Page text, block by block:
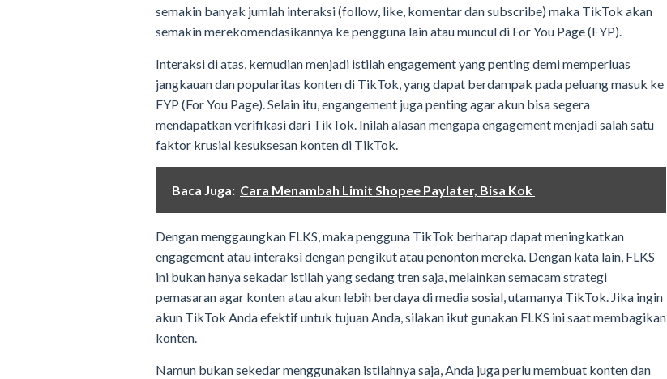
semakin banyak jumlah interaksi (follow, like, komentar dan subscribe) maka TikTok akan
semakin merekomendasikannya ke pengguna lain atau muncul di For You Page (FYP).
Interaksi di atas, kemudian menjadi istilah engagement yang penting demi memperluas
jangkauan dan popularitas konten di TikTok, yang dapat berdampak pada peluang masuk ke
FYP (For You Page). Selain itu, engangement juga penting agar akun bisa segera
mendapatkan verifikasi dari TikTok. Inilah alasan mengapa engagement menjadi salah satu
faktor krusial kesuksesan konten di TikTok.
Baca Juga: Cara Menambah Limit Shopee Paylater, Bisa Kok
Dengan menggaungkan FLKS, maka pengguna TikTok berharap dapat meningkatkan
engagement atau interaksi dengan pengikut atau penonton mereka. Dengan kata lain, FLKS
ini bukan hanya sekadar istilah yang sedang tren saja, melainkan semacam strategi
pemasaran agar konten atau akun lebih berdaya di media sosial, utamanya TikTok. Jika ingin
akun TikTok Anda efektif untuk tujuan Anda, silakan ikut gunakan FLKS ini saat membagikan
konten.
Namun bukan sekedar menggunakan istilahnya saja, Anda juga perlu membuat konten dan